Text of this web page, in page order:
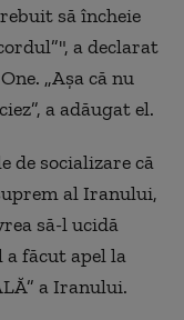
să încheie
a declarat
„Aşa că nu
a adăugat el.
de socializare că
al Iranului,
să-l ucidă
a făcut apel la
a Iranului.